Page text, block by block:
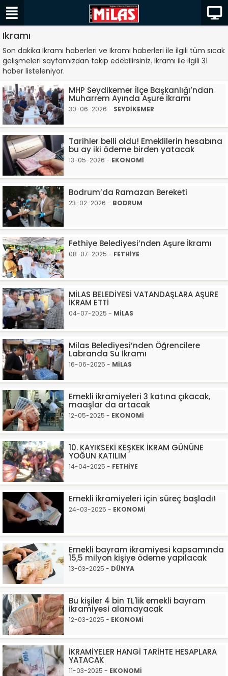
Ikramı
Son dakika Ikramı haberleri ve Ikramı haberleri ile ilgili tüm sıcak
gelişmeleri sayfamızdan takip edebilirsiniz. Ikramı ile ilgili 31
haber listeleniyor.
MHP Seydikemer İlçe Başkanlığı’ndan
Muharrem Ayında Aşure İkramı
30-06-2026 - SEYDİKEMER
Tarihler belli oldu! Emeklilerin hesabına
bu ay iki ödeme birden yatacak
13-05-2026 - EKONOMİ
Bodrum’da Ramazan Bereketi
23-02-2026 - BODRUM
Fethiye Belediyesi’nden Aşure İkramı
08-07-2025 - FETHİYE
MİLAS BELEDİYESİ VATANDAŞLARA AŞURE
İKRAM ETTİ
04-07-2025 - MİLAS
Milas Belediyesi’nden Öğrencilere
Labranda Su İkramı
16-06-2025 - MİLAS
Emekli ikramiyeleri 3 katına çıkacak,
maaşlar da artacak
12-05-2025 - EKONOMİ
10. KAYIKSEKİ KEŞKEK İKRAM GÜNÜNE
YOĞUN KATILIM
14-04-2025 - FETHİYE
Emekli ikramiyeleri için süreç başladı!
24-03-2025 - EKONOMİ
Emekli bayram ikramiyesi kapsamında
15,5 milyon kişiye ödeme yapılacak
13-03-2025 - DÜNYA
Bu kişiler 4 bin TL'lik emekli bayram
ikramiyesi alamayacak
12-03-2025 - EKONOMİ
İKRAMİYELER HANGİ TARİHTE HESAPLARA
YATACAK
11-03-2025 - EKONOMİ